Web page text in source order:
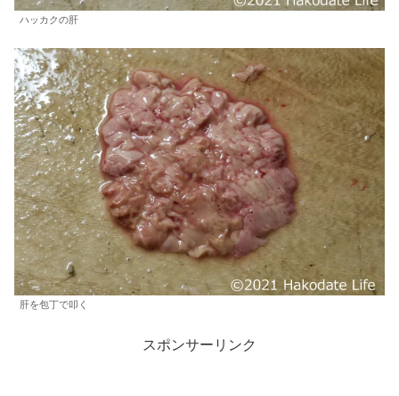
ハッカクの肝
肝を包丁で叩く
スポンサーリンク